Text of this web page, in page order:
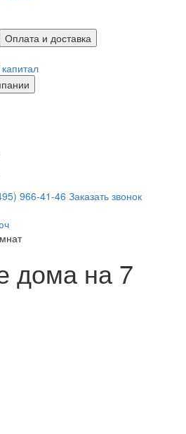
Оплата и доставка
966-41-46 Заказать звонок
дома на 7